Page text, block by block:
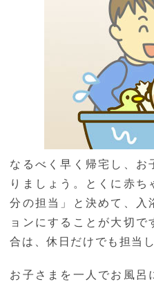
なるべく早く帰宅し、お
りましょう。とくに赤ち
分の担当」と決めて、入
ョンにすることが大切
合は、休日だけでも担当
お子さまを一人でお風呂